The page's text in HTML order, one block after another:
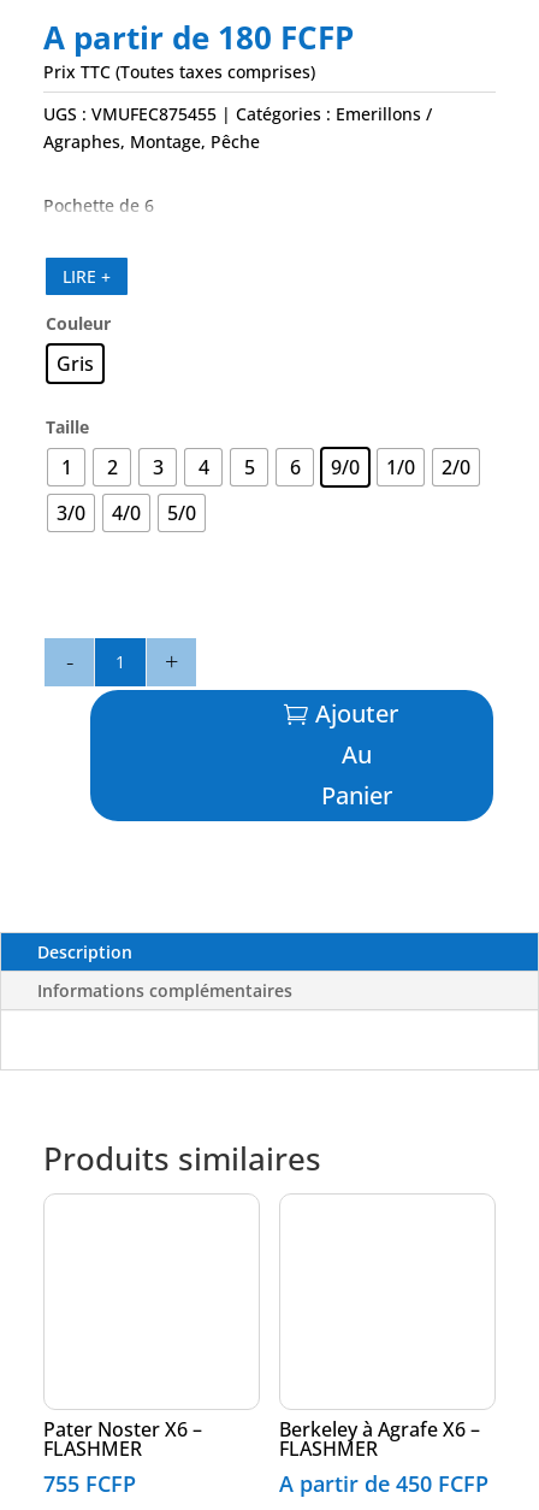
A partir de 180 FCFP
Prix TTC (Toutes taxes comprises)
UGS :VMUFEC875455 Catégories : Emerillons /
Agraphes, Montage, Pêche
Pochette de 6
LIRE +
Couleur
Gris
Taille
1 2 3 4 5 6 9/0 1/0
2/0
3/0
4/0 5/0
quantité
Berkeley
FLASHMER
Ajouter
Au
Panier
Description
Informations complémentaires
Produits similaires
Pater Noster X6 –
FLASHMER
755 FCFP
Berkeley à Agrafe X6 –
FLASHMER
A partir de 450 FCFP